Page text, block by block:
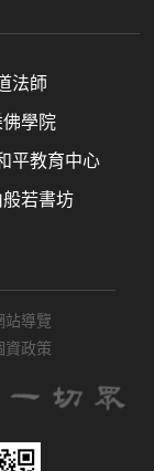
法師
佛學院
平教育中心
若書坊
站導覽
資政策